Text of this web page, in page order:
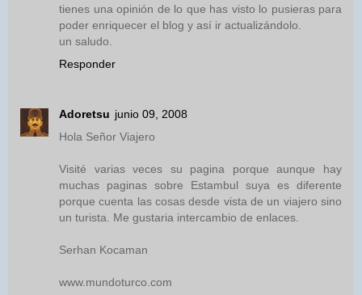
tienes una opinión de lo que has visto lo pusieras para
poder enriquecer el blog y así ir actualizándolo.
un saludo.
Responder
Adoretsu junio 09, 2008
Hola Señor Viajero
Visité varias veces su pagina porque aunque hay
muchas paginas sobre Estambul suya es diferente
porque cuenta las cosas desde vista de un viajero sino
un turista. Me gustaria intercambio de enlaces.
Serhan Kocaman
www.mundoturco.com